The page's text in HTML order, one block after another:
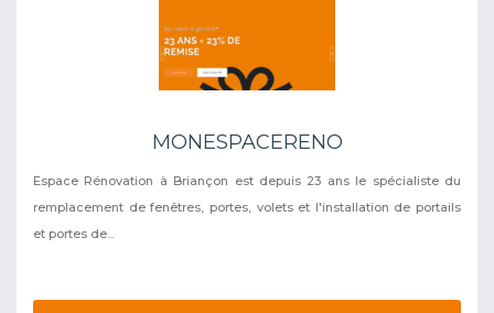
MONESPACERENO
Espace Rénovation à Briançon est depuis 23 ans le spécialiste du
remplacement de fenêtres, portes, volets et l'installation de portails
et portes de...